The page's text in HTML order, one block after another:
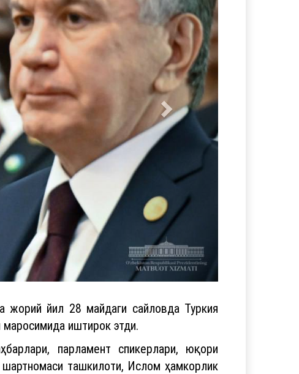
йил 28 майдаги сайловда Туркия
маросимида иштирок этди.
парламент спикерлари, юқори
ташкилоти, Ислом ҳамкорлик